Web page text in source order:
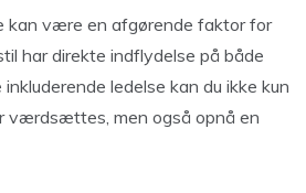
kan være en afgørende faktor for
har direkte indflydelse på både
ledelse kan du ikke kun
værdsættes, men også opnå en